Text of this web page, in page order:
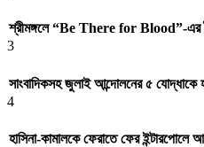
শ্রীমঙ্গলে “Be There for Blood”-এর
3
সাংবাদিকসহ জুলাই আন্দোলনের ৫ যোদ্ধাকে
4
হাসিনা-কামালকে ফেরাতে ফের ইন্টারপোলে